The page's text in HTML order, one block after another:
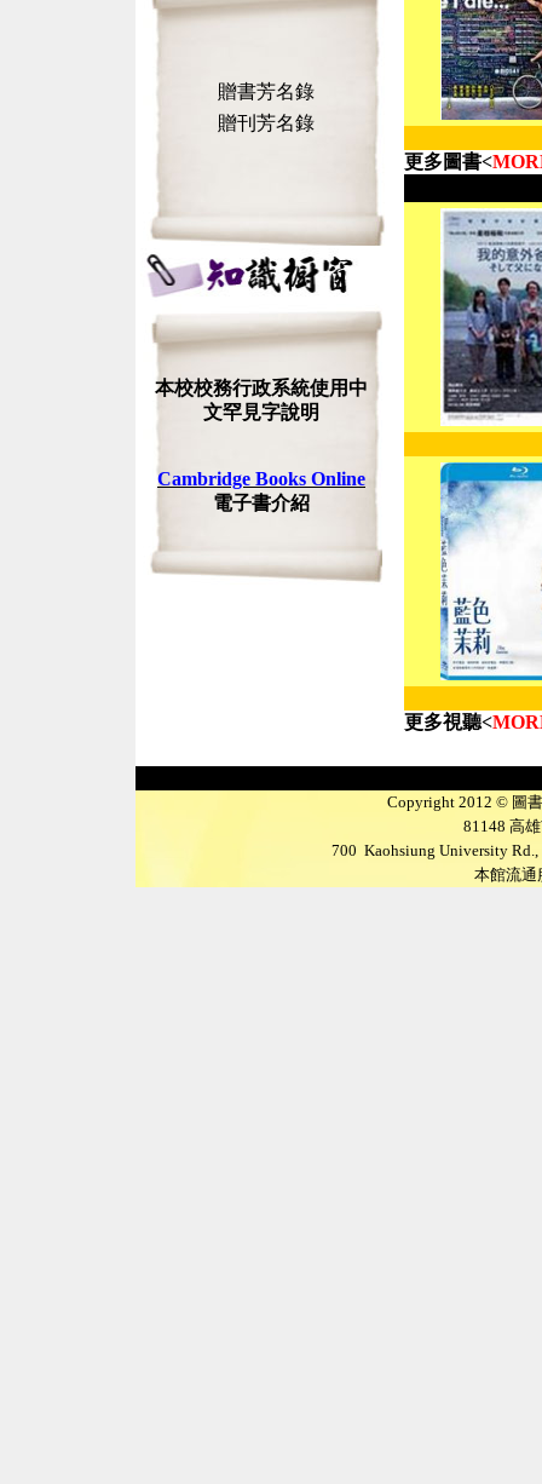
贈書芳名錄
贈刊芳名錄
本校校務行政系統使用中
文罕見字說明
Cambridge Books Online
電子書介紹
更多圖書<
更多視聽<
Copyright 2012 © 圖
81148 高
700 Kaohsiung University Rd.,
本館流通